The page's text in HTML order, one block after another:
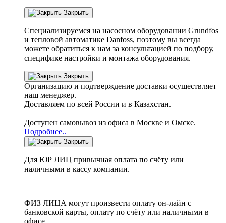
Закрыть
Специализируемся на насосном оборудовании Grundfos
и тепловой автоматике Danfoss, поэтому вы всегда
можете обратиться к нам за консультацией по подбору,
специфике настройки и монтажа оборудования.
Закрыть
Организацию и подтверждение доставки осуществляет
наш менеджер.
Доставляем по всей России и в Казахстан.
Доступен самовывоз из офиса в Москве и Омске.
Подробнее..
Закрыть
Для ЮР ЛИЦ привычная оплата по счёту или
наличными в кассу компании.
ФИЗ ЛИЦА могут произвести оплату он-лайн с
банковской карты, оплату по счёту или наличными в
офисе.